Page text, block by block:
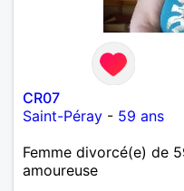
CR07
Saint-Péray - 59 ans
Femme divorcé(e) de
amoureuse